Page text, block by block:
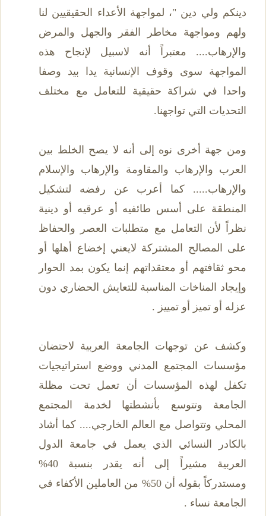
دينكم ولي دين "، لمواجهة الأعداء الحقيقيين لنا
ولهم ومواجهة مخاطر الفقر والجهل والمرض
والإرهاب.... معتبراً أنه لاسبيل لإنجاح هذه
المواجهة سوى وقوف الإنسانية يدا بيد وصفا
واحدا في شراكة حقيقية للتعامل مع مختلف
التحديات التي تواجهنا.
ومن جهة أخرى نوه إلى أنه لا يصح الخلط بين
العرب والإرهاب والمقاومة والإرهاب والإسلام
والإرهاب..... كما أعرب عن رفضه لتشكيل
المنطقة على أسس طائفيه أو عرقيه أو دينية
نظراً لأن التعامل مع متطلبات العصر والحفاظ
على المصالح المشتركة لايعني إخضاع أهلها أو
محو ثقافتهم أو معتقداتهم إنما يكون بمد الحوار
وإيجاد المناخات المناسبة للتعايش الحضاري دون
عزله أو تميز أو تمييز .
وكشف عن توجهات الجامعة العربية لاحتضان
مؤسسات المجتمع المدني ووضع استراتيجيات
تكفل لهذه المؤسسات أن تعمل تحت مظلة
الجامعة وتتوسع بأنشطتها لخدمة المجتمع
المحلي وتتواصل مع العالم الخارجي.... كما أشاد
بالكادر النسائي الذي يعمل في جامعة الدول
العربية مشيراً إلى أنه يقدر بنسبة 40%
ومستدركاً بقوله أن 50% من العاملين الأكفاء في
الجامعة نساء .